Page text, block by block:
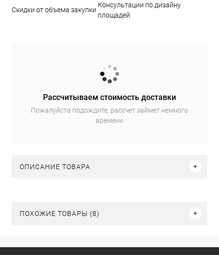
Скидки от объема закупки
Консультации по дизайну
площадей
Рассчитываем стоимость доставки
Пожалуйста подождите, рассчет займет немного
времени
ОПИСАНИЕ ТОВАРА
ПОХОЖИЕ ТОВАРЫ (8)